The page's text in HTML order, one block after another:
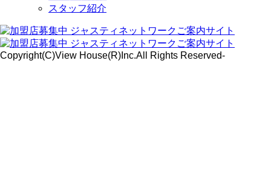
スタッフ紹介
Copyright(C)View House(R)Inc.All Rights Reserved-